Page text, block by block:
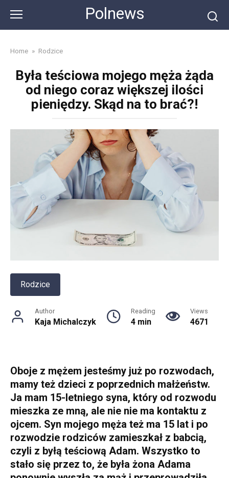
content
Polnews
Home » Rodzice
Była teściowa mojego męża żąda
od niego coraz większej ilości
pieniędzy. Skąd na to brać?!
Rodzice
Author
Kaja Michalczyk
Reading
4 min
Views
4671
Oboje z mężem jesteśmy już po rozwodach,
mamy też dzieci z poprzednich małżeństw.
Ja mam 15-letniego syna, który od rozwodu
mieszka ze mną, ale nie nie ma kontaktu z
ojcem. Syn mojego męża też ma 15 lat i po
rozwodzie rodziców zamieszkał z babcią,
czyli z byłą teściową Adam. Wszystko to
stało się przez to, że była żona Adama